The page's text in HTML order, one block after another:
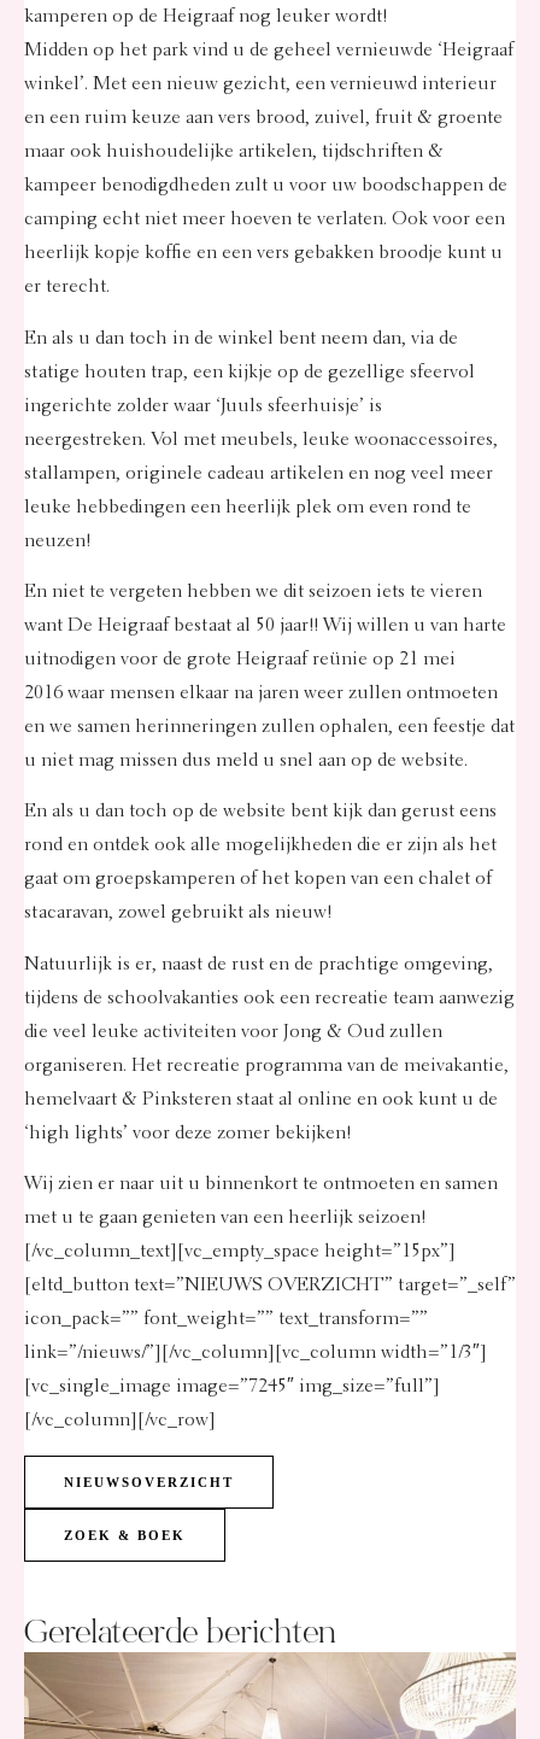
kamperen op de Heigraaf nog leuker wordt!
Midden op het park vind u de geheel vernieuwde ‘Heigraaf
winkel’. Met een nieuw gezicht, een vernieuwd interieur
en een ruim keuze aan vers brood, zuivel, fruit & groente
maar ook huishoudelijke artikelen, tijdschriften &
kampeer benodigdheden zult u voor uw boodschappen de
camping echt niet meer hoeven te verlaten. Ook voor een
heerlijk kopje koffie en een vers gebakken broodje kunt u
er terecht.
En als u dan toch in de winkel bent neem dan, via de
statige houten trap, een kijkje op de gezellige sfeervol
ingerichte zolder waar ‘Juuls sfeerhuisje’ is
neergestreken. Vol met meubels, leuke woonaccessoires,
stallampen, originele cadeau artikelen en nog veel meer
leuke hebbedingen een heerlijk plek om even rond te
neuzen!
En niet te vergeten hebben we dit seizoen iets te vieren
want De Heigraaf bestaat al 50 jaar!! Wij willen u van harte
uitnodigen voor de grote Heigraaf reünie op 21 mei
2016 waar mensen elkaar na jaren weer zullen ontmoeten
en we samen herinneringen zullen ophalen, een feestje dat
u niet mag missen dus meld u snel aan op de website.
En als u dan toch op de website bent kijk dan gerust eens
rond en ontdek ook alle mogelijkheden die er zijn als het
gaat om groepskamperen of het kopen van een chalet of
stacaravan, zowel gebruikt als nieuw!
Natuurlijk is er, naast de rust en de prachtige omgeving,
tijdens de schoolvakanties ook een recreatie team aanwezig
die veel leuke activiteiten voor Jong & Oud zullen
organiseren. Het recreatie programma van de meivakantie,
hemelvaart & Pinksteren staat al online en ook kunt u de
‘high lights’ voor deze zomer bekijken!
Wij zien er naar uit u binnenkort te ontmoeten en samen
met u te gaan genieten van een heerlijk seizoen!
[/vc_column_text][vc_empty_space height=”15px”]
[eltd_button text=”NIEUWS OVERZICHT” target=”_self”
icon_pack=”” font_weight=”” text_transform=””
link=”/nieuws/”][/vc_column][vc_column width=”1/3″]
[vc_single_image image=”7245″ img_size=”full”]
[/vc_column][/vc_row]
NIEUWSOVERZICHT
ZOEK & BOEK
Gerelateerde berichten